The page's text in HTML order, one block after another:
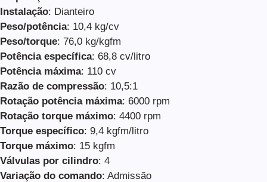
Instalação: Dianteiro
Peso/potência: 10,4 kg/cv
Peso/torque: 76,0 kg/kgfm
Potência específica: 68,8 cv/litro
Potência máxima: 110 cv
Razão de compressão: 10,5:1
Rotação potência máxima: 6000 rpm
Rotação torque máximo: 4400 rpm
Torque específico: 9,4 kgfm/litro
Torque máximo: 15 kgfm
Válvulas por cilindro: 4
Variação do comando: Admissão